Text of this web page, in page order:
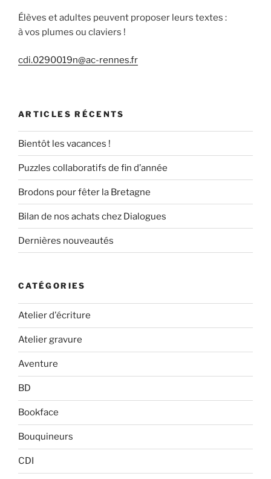
Élèves et adultes peuvent proposer leurs textes :
à vos plumes ou claviers !
cdi.0290019n@ac-rennes.fr
ARTICLES RÉCENTS
Bientôt les vacances !
Puzzles collaboratifs de fin d’année
Brodons pour fêter la Bretagne
Bilan de nos achats chez Dialogues
Dernières nouveautés
CATÉGORIES
Atelier d'écriture
Atelier gravure
Aventure
BD
Bookface
Bouquineurs
CDI